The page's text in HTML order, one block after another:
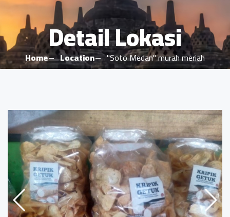
Detail Lokasi
Home Location "Soto Medan" murah meriah